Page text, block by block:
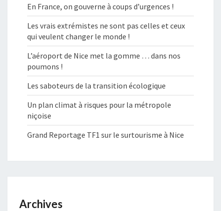
En France, on gouverne à coups d’urgences !
Les vrais extrémistes ne sont pas celles et ceux
qui veulent changer le monde !
L’aéroport de Nice met la gomme … dans nos
poumons !
Les saboteurs de la transition écologique
Un plan climat à risques pour la métropole
niçoise
Grand Reportage TF1 sur le surtourisme à Nice
Archives